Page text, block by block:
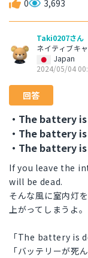
0 3,693
Taki0207さん
ネイティブキ
Japan
2024/05/04
回答
・The battery
・The battery
・The battery
If you leave the
will be dead.
そんな風に室内灯
上がってしまうよ。
「The battery is
「バッテリーが死